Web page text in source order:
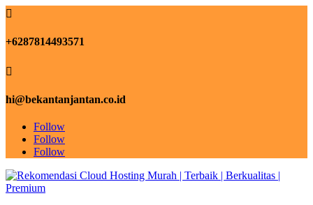

+6287814493571

hi@bekantanjantan.co.id
Follow
Follow
Follow